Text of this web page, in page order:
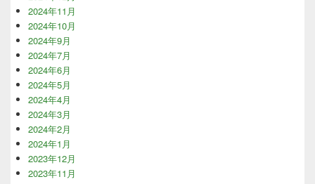
2024年11月
2024年10月
2024年9月
2024年7月
2024年6月
2024年5月
2024年4月
2024年3月
2024年2月
2024年1月
2023年12月
2023年11月